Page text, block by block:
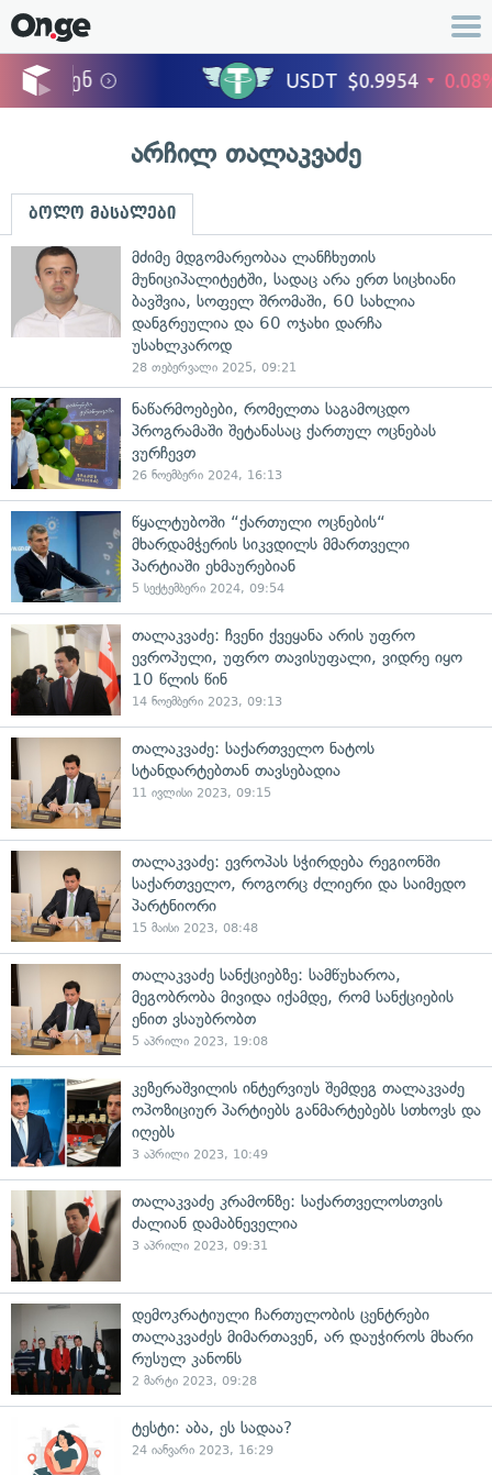
არჩილ თალაკვაძე
ბოლო მასალები
მძიმე მდგომარეობაა ლანჩხუთის
მუნიციპალიტეტში, სადაც არა ერთ სიცხიანი
ბავშვია, სოფელ შრომაში, 60 სახლია
დანგრეულია და 60 ოჯახი დარჩა
უსახლკაროდ
28 თებერვალი 2025, 09:21
ნაწარმოებები, რომელთა საგამოცდო
პროგრამაში შეტანასაც ქართულ ოცნებას
ვურჩევთ
26 ნოემბერი 2024, 16:13
წყალტუბოში “ქართული ოცნების“
მხარდამჭერის სიკვდილს მმართველი
პარტიაში ეხმაურებიან
5 სექტემბერი 2024, 09:54
თალაკვაძე: ჩვენი ქვეყანა არის უფრო
ევროპული, უფრო თავისუფალი, ვიდრე იყო
10 წლის წინ
14 ნოემბერი 2023, 09:13
თალაკვაძე: საქართველო ნატოს
სტანდარტებთან თავსებადია
11 ივლისი 2023, 09:15
თალაკვაძე: ევროპას სჭირდება რეგიონში
საქართველო, როგორც ძლიერი და საიმედო
პარტნიორი
15 მაისი 2023, 08:48
თალაკვაძე სანქციებზე: სამწუხაროა,
მეგობრობა მივიდა იქამდე, რომ სანქციების
ენით ვსაუბრობთ
5 აპრილი 2023, 19:08
კეზერაშვილის ინტერვიუს შემდეგ თალაკვაძე
ოპოზიციურ პარტიებს განმარტებებს სთხოვს და
იღებს
3 აპრილი 2023, 10:49
თალაკვაძე კრამონზე: საქართველოსთვის
ძალიან დამაბნეველია
3 აპრილი 2023, 09:31
დემოკრატიული ჩართულობის ცენტრები
თალაკვაძეს მიმართავენ, არ დაუჭიროს მხარი
რუსულ კანონს
2 მარტი 2023, 09:28
ტესტი: აბა, ეს სადაა?
24 იანვარი 2023, 16:29